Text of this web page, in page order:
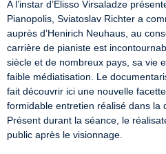
A l’instar d’Elisso Virsaladze
Pianopolis, Sviatoslav Richter a
auprès d’Henirich Neuhaus, au
carrière de pianiste est
siècle et de nombreux pays, sa vie
faible médiatisation. Le
fait découvrir ici une nouvelle
formidable entretien réalisé dans la
Présent durant la séance, le
public après le visionnage.